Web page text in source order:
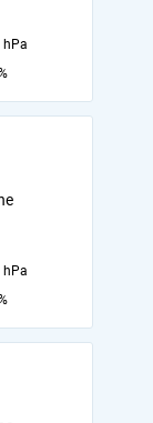
hPa
hPa